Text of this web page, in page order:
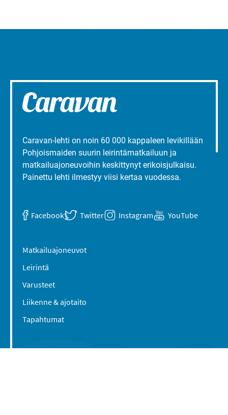
Caravan-lehti on noin 60 000 kappaleen levikillään
Pohjoismaiden suurin leirintämatkailuun ja
matkailuajoneuvoihin keskittynyt erikoisjulkaisu.
Painettu lehti ilmestyy viisi kertaa vuodessa.
Facebook Twitter Instagram YouTube
Matkailuajoneuvot
Leirintä
Varusteet
Liikenne & ajotaito
Tapahtumat